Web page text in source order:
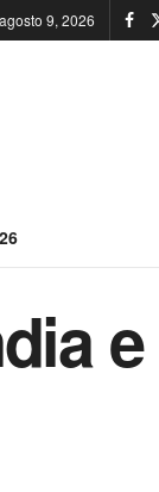
9, 2026
e